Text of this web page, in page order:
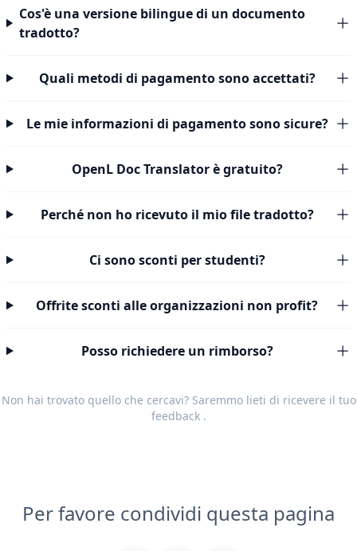
Cos'è una versione bilingue di un documento
tradotto?
Quali metodi di pagamento sono accettati?
Le mie informazioni di pagamento sono sicure?
OpenL Doc Translator è gratuito?
Perché non ho ricevuto il mio file tradotto?
Ci sono sconti per studenti?
Offrite sconti alle organizzazioni non profit?
Posso richiedere un rimborso?
Non hai trovato quello che cercavi? Saremmo lieti di ricevere il tuo
feedback.
Per favore condividi questa pagina